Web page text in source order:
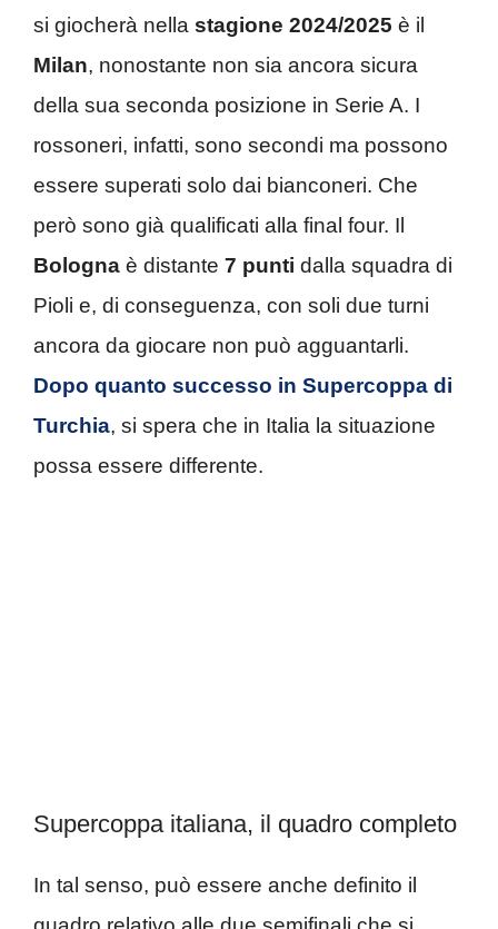
si giocherà nella stagione 2024/2025 è il
Milan, nonostante non sia ancora sicura
della sua seconda posizione in Serie A. I
rossoneri, infatti, sono secondi ma possono
essere superati solo dai bianconeri. Che
però sono già qualificati alla final four. Il
Bologna è distante 7 punti dalla squadra di
Pioli e, di conseguenza, con soli due turni
ancora da giocare non può agguantarli.
Dopo quanto successo in Supercoppa di
Turchia, si spera che in Italia la situazione
possa essere differente.
Supercoppa italiana, il quadro completo
In tal senso, può essere anche definito il